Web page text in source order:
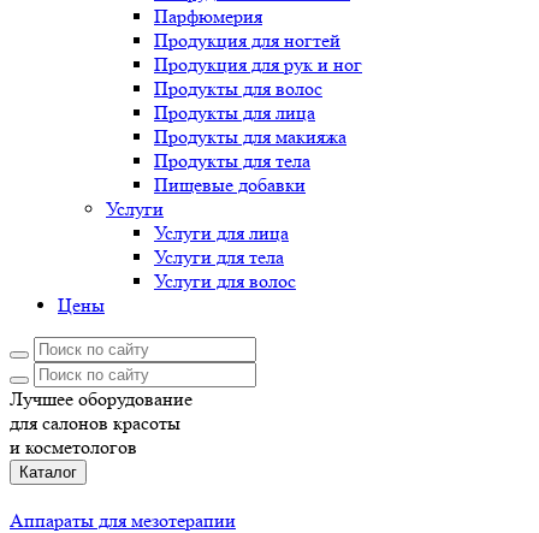
Парфюмерия
Продукция для ногтей
Продукция для рук и ног
Продукты для волос
Продукты для лица
Продукты для макияжа
Продукты для тела
Пищевые добавки
Услуги
Услуги для лица
Услуги для тела
Услуги для волос
Цены
Лучшее оборудование
для салонов красоты
и косметологов
Каталог
Аппараты для мезотерапии